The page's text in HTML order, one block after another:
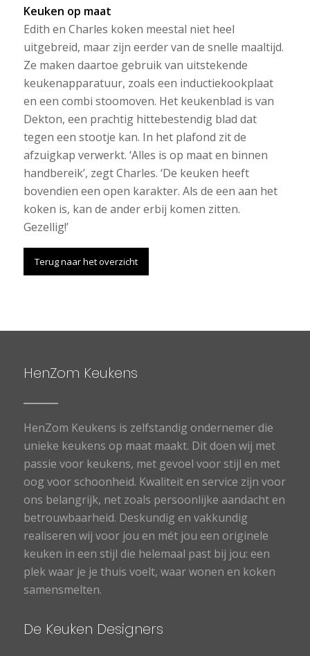
Keuken op maat
Edith en Charles koken meestal niet heel
uitgebreid, maar zijn eerder van de snelle maaltijd.
Ze maken daartoe gebruik van uitstekende
keukenapparatuur, zoals een inductiekookplaat
en een combi stoomoven. Het keukenblad is van
Dekton, een prachtig hittebestendig blad dat
tegen een stootje kan. In het plafond zit de
afzuigkap verwerkt. ‘Alles is op maat en binnen
handbereik’, zegt Charles. ‘De keuken heeft
bovendien een open karakter. Als de een aan het
koken is, kan de ander erbij komen zitten.
Gezellig!’
Terug naar het overzicht
HenZom Keukens
HenZom Keukens is zelfstandig ondernemer die
unieke keukens op maat maakt. Dit doen wij met
passie voor keukens, met gevoel voor stijl en met
oog voor schoonheid. Kwaliteit en service zijn voor
ons belangrijk, net zoals persoonlijke aandacht en
betrouwbaarheid. Deskundig en vakkundig
realiseren wij voor jou en mét jou een originele
keuken in een stijl die helemaal past bij jou: een
plek waar je je thuis voelt, waar wonen en koken
samensmelten.
De Keuken Designers